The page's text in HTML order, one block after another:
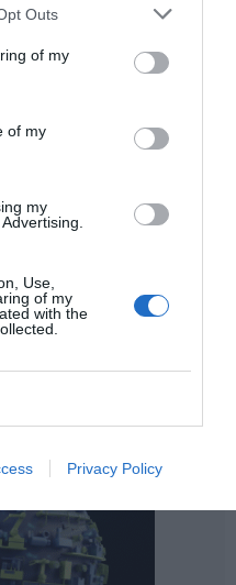
Outs
of my
of my
my
Use,
of my
with the
Privacy Policy